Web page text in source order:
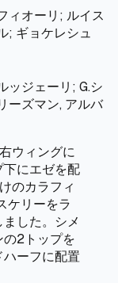
ィオーリ; ルイス
; ギョケレシュ
ッジェーリ; G.シ
ーズマン, アルバ
ウィングに
にエゼを配
のカラフィ
ケリーをラ
した。シメ
2トップを
ーフに配置